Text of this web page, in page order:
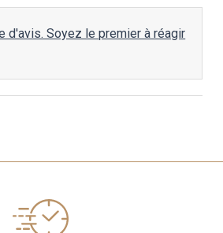
d'avis. Soyez le premier à réagir